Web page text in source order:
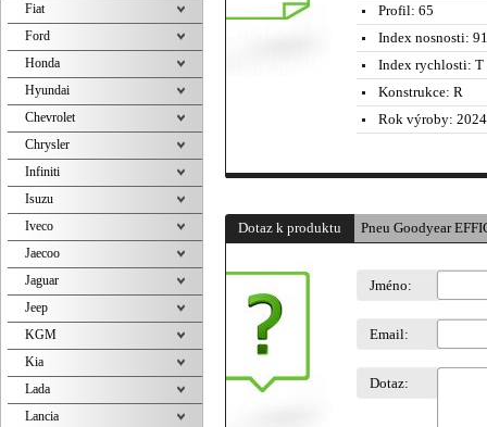
Profil: 65
Index nosnosti:
Index rychlosti: T
Konstrukce: R
Rok výroby:
Dotaz k produktu Pneu Goodyear
Jméno:
Email:
Dotaz:
Fiat
Ford
Honda
Hyundai
Chevrolet
Chrysler
Infiniti
Isuzu
Iveco
Jaecoo
Jaguar
Jeep
KGM
Kia
Lada
Lancia